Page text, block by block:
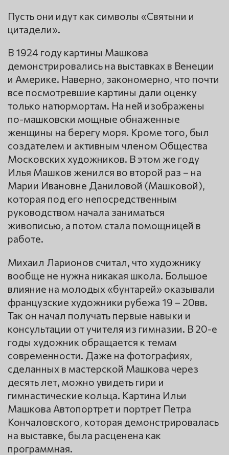
Пусть они идут как символы «Святыни и
цитадели».
В 1924 году картины Машкова
демонстрировались на выставках в Венеции
и Америке. Наверно, закономерно, что почти
все посмотревшие картины дали оценку
только натюрмортам. На ней изображены
по-машковски мощные обнаженные
женщины на берегу моря. Кроме того, был
создателем и активным членом Общества
Московских художников. В этом же году
Илья Машков женился во второй раз – на
Марии Ивановне Даниловой (Машковой),
которая под его непосредственным
руководством начала заниматься
живописью, а потом стала помощницей в
работе.
Михаил Ларионов считал, что художнику
вообще не нужна никакая школа. Большое
влияние на молодых «бунтарей» оказывали
французские художники рубежа 19 – 20вв.
Так он начал получать первые навыки и
консультации от учителя из гимназии. В 20-е
годы художник обращается к темам
современности. Даже на фотографиях,
сделанных в мастерской Машкова через
десять лет, можно увидеть гири и
гимнастические кольца. Картина Ильи
Машкова Автопортрет и портрет Петра
Кончаловского, которая демонстрировалась
на выставке, была расценена как
программная.